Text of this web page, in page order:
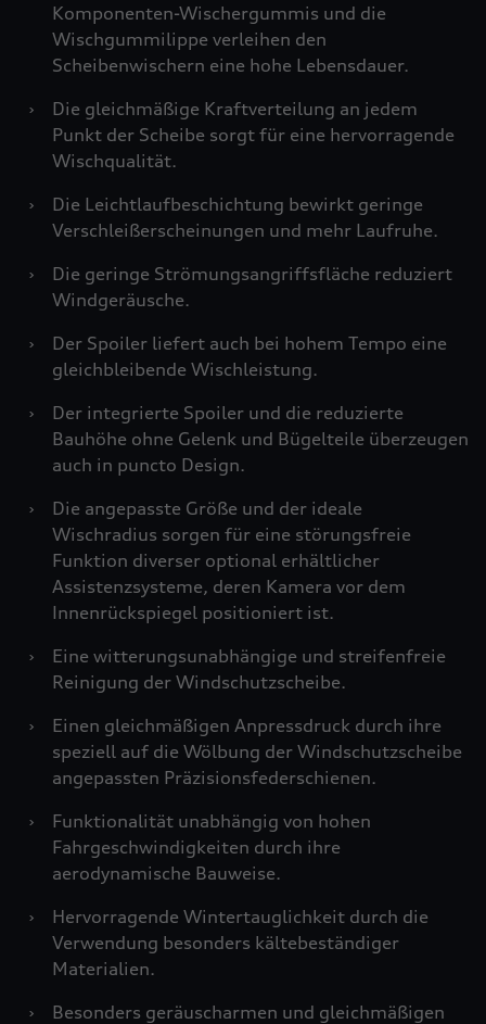
Komponenten-Wischergummis und die
Wischgummilippe verleihen den
Scheibenwischern eine hohe Lebensdauer.
›
Die gleichmäßige Kraftverteilung an jedem
Punkt der Scheibe sorgt für eine hervorragende
Wischqualität.
›
Die Leichtlaufbeschichtung bewirkt geringe
Verschleißerscheinungen und mehr Laufruhe.
›
Die geringe Strömungsangriffsfläche reduziert
Windgeräusche.
›
Der Spoiler liefert auch bei hohem Tempo eine
gleichbleibende Wischleistung.
›
Der integrierte Spoiler und die reduzierte
Bauhöhe ohne Gelenk und Bügelteile überzeugen
auch in puncto Design.
›
Die angepasste Größe und der ideale
Wischradius sorgen für eine störungsfreie
Funktion diverser optional erhältlicher
Assistenzsysteme, deren Kamera vor dem
Innenrückspiegel positioniert ist.
›
Eine witterungsunabhängige und streifenfreie
Reinigung der Windschutzscheibe.
›
Einen gleichmäßigen Anpressdruck durch ihre
speziell auf die Wölbung der Windschutzscheibe
angepassten Präzisionsfederschienen.
›
Funktionalität unabhängig von hohen
Fahrgeschwindigkeiten durch ihre
aerodynamische Bauweise.
›
Hervorragende Wintertauglichkeit durch die
Verwendung besonders kältebeständiger
Materialien.
›
Besonders geräuscharmen und gleichmäßigen